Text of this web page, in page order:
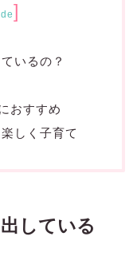
]
いるの？
おすすめ
しく子育て
している